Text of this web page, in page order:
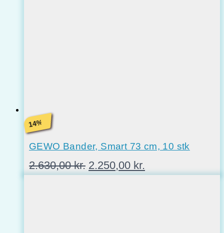
14%
GEWO Bander, Smart 73 cm, 10 stk
2.630,00kr. Den
oprindelige
2.250,00 kr.
aktuelle